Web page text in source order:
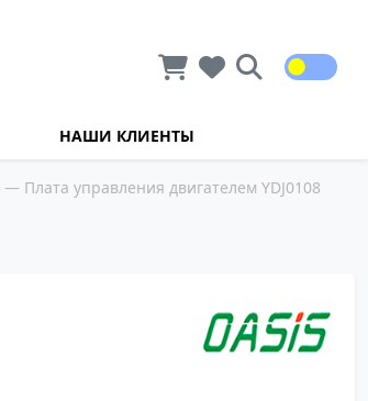
НАШИ КЛИЕНТЫ
— Плата управления двигателем YDJ0108